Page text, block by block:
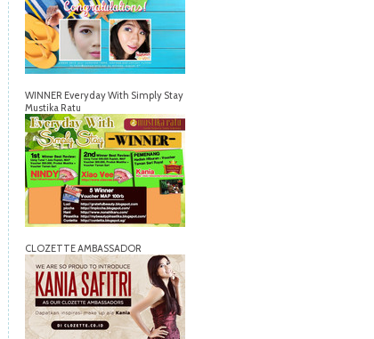
WINNER Everyday With Simply Stay
Mustika Ratu
CLOZETTE AMBASSADOR